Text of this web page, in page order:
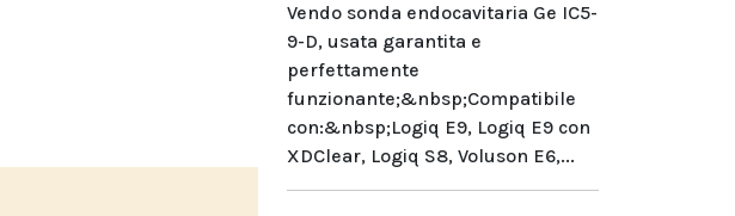
Vendo sonda endocavitaria Ge IC5-
9-D, usata garantita e
perfettamente
funzionante;&nbsp;Compatibile
con:&nbsp;Logiq E9, Logiq E9 con
XDClear, Logiq S8, Voluson E6,...